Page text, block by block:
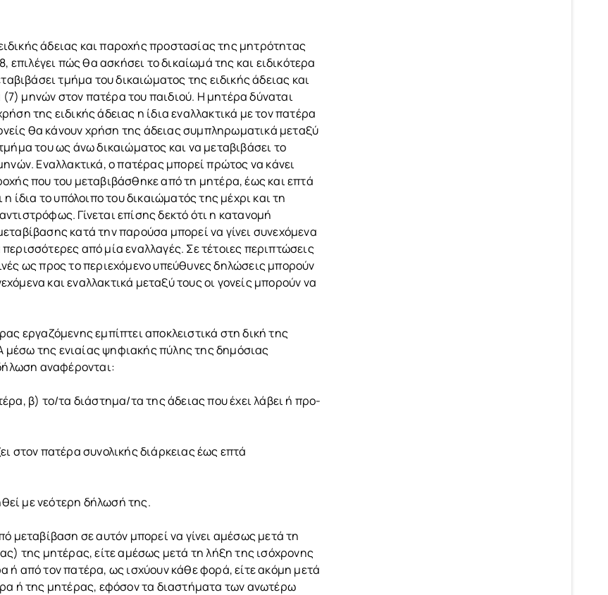
άδειας και παροχής προστασίας της μητρότητας
πώς θα ασκήσει το δικαίωμά της και ειδικότερα
τμήμα του δικαιώματος της ειδικής άδειας και
μηνών στον πατέρα του παιδιού. Η μητέρα δύναται
της ειδικής άδειας η ίδια εναλλακτικά με τον πατέρα
θα κάνουν χρήση της άδειας συμπληρωματικά μεταξύ
του ως άνω δικαιώματος και να μεταβιβάσει το
Εναλλακτικά, ο πατέρας μπορεί πρώτος να κάνει
που του μεταβιβάσθηκε από τη μητέρα, έως και επτά
ίδια το υπόλοιπο του δικαιώματός της μέχρι και τη
Γίνεται επίσης δεκτό ότι η κατανομή
κατά την παρούσα μπορεί να γίνει συνεχόμενα
από μία εναλλαγές. Σε τέτοιες περιπτώσεις
ως προς το περιεχόμενο υπεύθυνες δηλώσεις μπορούν
και εναλλακτικά μεταξύ τους οι γονείς μπορούν να
εργαζόμενης εμπίπτει αποκλειστικά στη δική της
της ενιαίας ψηφιακής πύλης της δημόσιας
αναφέρονται:
β) το/τα διάστημα/τα της άδειας που έχει λάβει ή προ-
στον πατέρα συνολικής διάρκειας έως επτά
με νεότερη δήλωσή της.
μεταβίβαση σε αυτόν μπορεί να γίνει αμέσως μετά τη
της μητέρας, είτε αμέσως μετά τη λήξη της ισόχρονης
ή από τον πατέρα, ως ισχύουν κάθε φορά, είτε ακόμη μετά
ή της μητέρας, εφόσον τα διαστήματα των ανωτέρω